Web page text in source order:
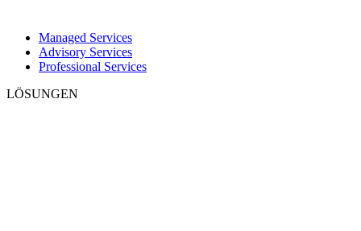
Managed Services
Advisory Services
Professional Services
LÖSUNGEN